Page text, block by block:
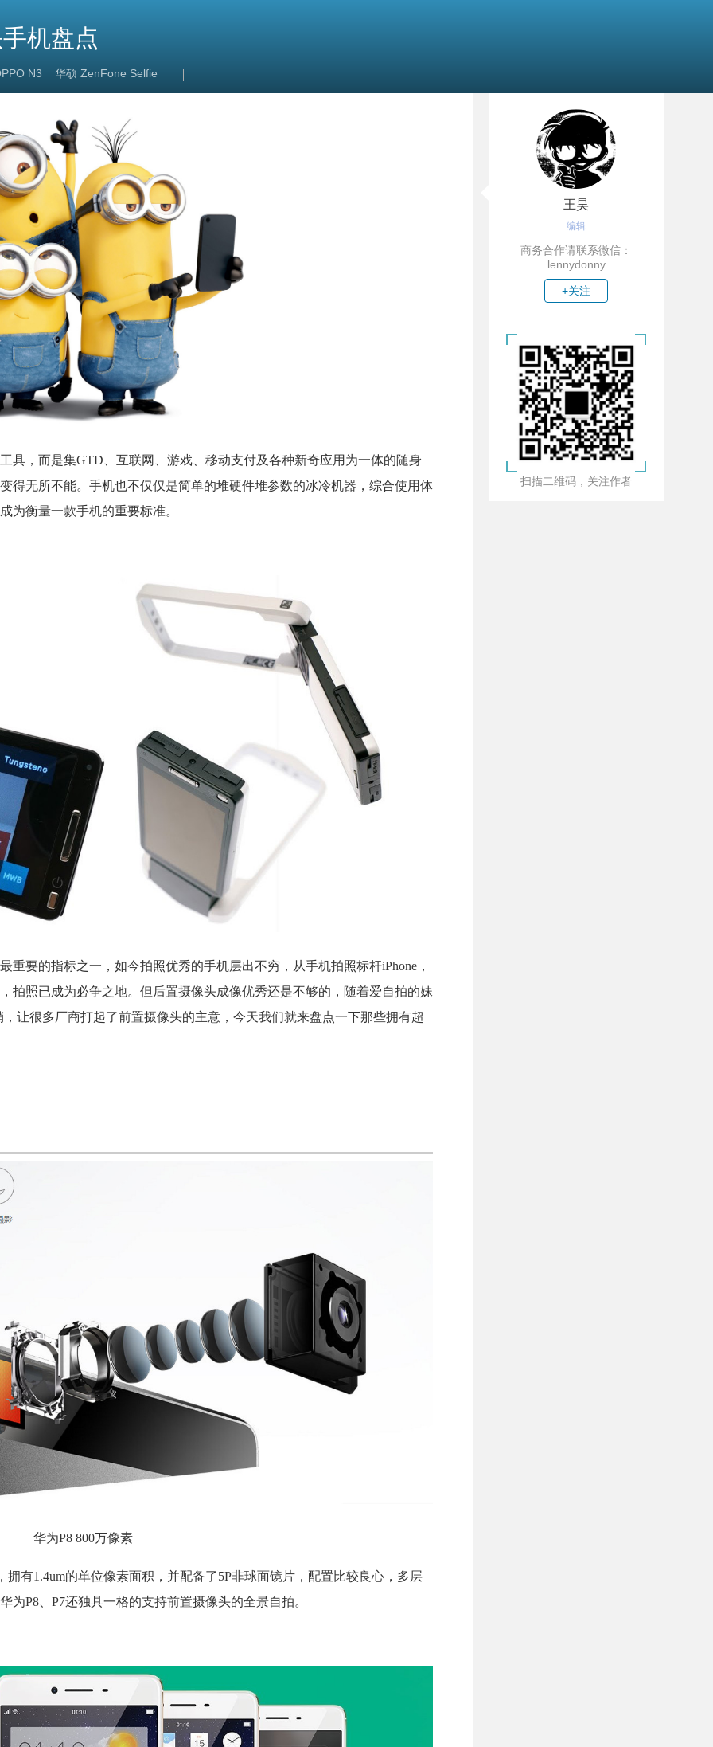
机盘点
N3 华硕 ZenFone Selfie
具，而是集GTD、互联网、游戏、移动支付及各种新奇应用为一体的随身
得无所不能。手机也不仅仅是简单的堆硬件堆参数的冰冷机器，综合使用体
为衡量一款手机的重要标准。
要的指标之一，如今拍照优秀的手机层出不穷，从手机拍照标杆iPhone，
拍照已成为必争之地。但后置摄像头成像优秀还是不够的，随着爱自拍的妹
让很多厂商打起了前置摄像头的主意，今天我们就来盘点一下那些拥有超
华为P8 800万像素
拥有1.4um的单位像素面积，并配备了5P非球面镜片，配置比较良心，多层
P8、P7还独具一格的支持前置摄像头的全景自拍。
王昊
编辑
商务合作请联系微信：
lennydonny
+关注
扫描二维码，关注作者